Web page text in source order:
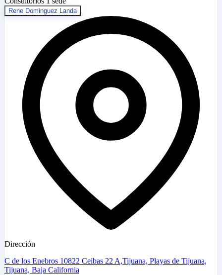
Rene Dominguez Landa
Dirección
C de los Enebros 10822 Ceibas 22 A,Tijuana, Playas de Tijuana,
Tijuana, Baja California